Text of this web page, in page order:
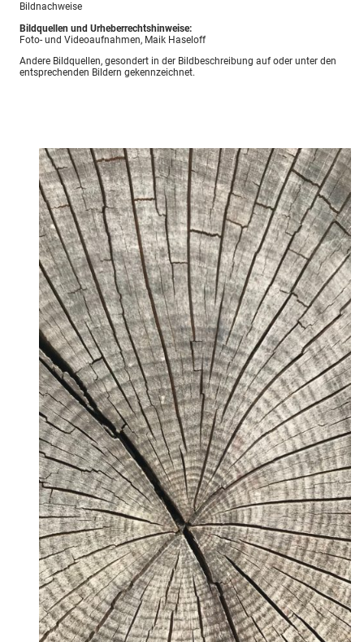
Bildnachweise
Bildquellen und Urheberrechtshinweise:
Foto- und Videoaufnahmen, Maik Haseloff
Andere Bildquellen, gesondert in der Bildbeschreibung auf oder unter den
entsprechenden Bildern gekennzeichnet.